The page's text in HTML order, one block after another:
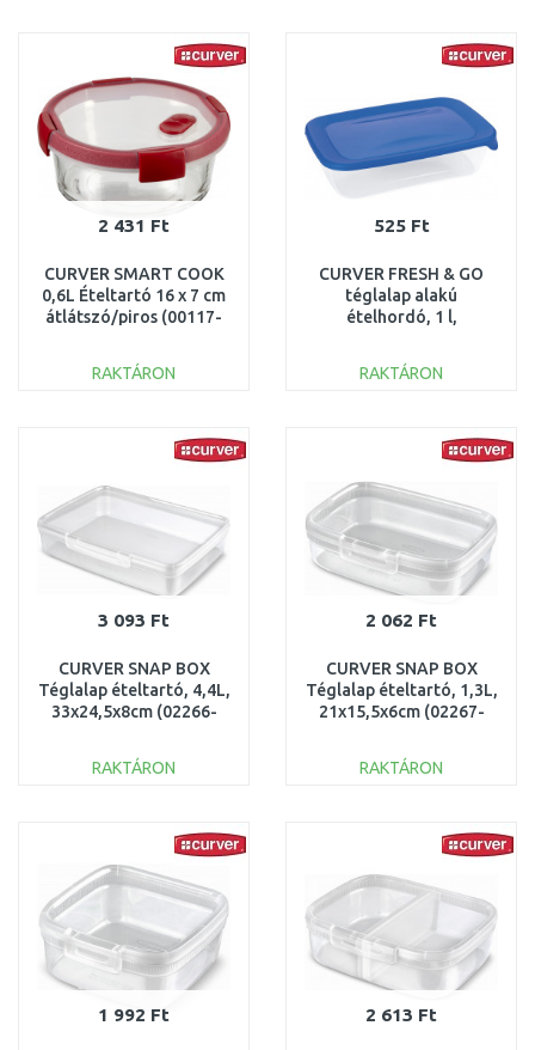
Összehasonlítás Összehasonlítás
2 431 Ft
CURVER SMART COOK
0,6L Ételtartó 16 x 7 cm
átlátszó/piros (00117-
RAKTÁRON
Összehasonlítás
525 Ft
CURVER FRESH & GO
téglalap alakú
ételhordó, 1 l,
(00554-139)
RAKTÁRON
Összehasonlítás
3 093 Ft
CURVER SNAP BOX
Téglalap ételtartó, 4,4L,
33x24,5x8cm (02266-
RAKTÁRON
Összehasonlítás
2 062 Ft
CURVER SNAP BOX
Téglalap ételtartó, 1,3L,
21x15,5x6cm (02267-
RAKTÁRON
Összehasonlítás
1 992 Ft 2 613 Ft